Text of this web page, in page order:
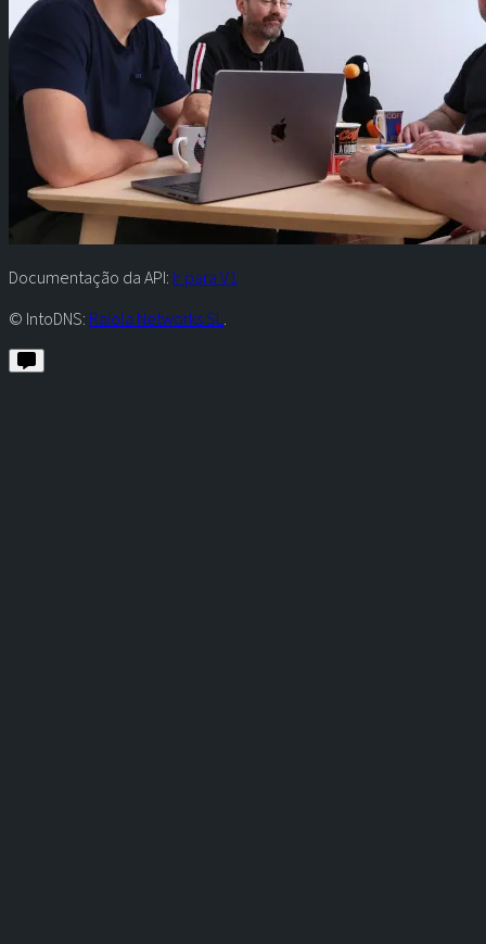
Documentação da API: Ir para V1
© IntoDNS: Raiola Networks SL.